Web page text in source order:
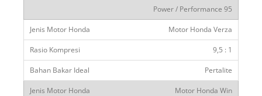
Power / Performance 95
Motor Honda Verza
9,5 : 1
Pertalite
Motor Honda Win